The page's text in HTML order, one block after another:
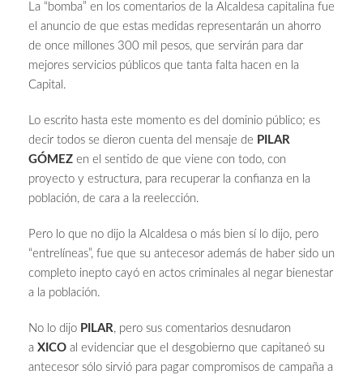
La “bomba” en los comentarios de la Alcaldesa capitalina fue
el anuncio de que estas medidas representarán un ahorro
de once millones 300 mil pesos, que servirán para dar
mejores servicios públicos que tanta falta hacen en la
Capital.
Lo escrito hasta este momento es del dominio público; es
decir todos se dieron cuenta del mensaje de PILAR
GÓMEZ en el sentido de que viene con todo, con
proyecto y estructura, para recuperar la confianza en la
población, de cara a la reelección.
Pero lo que no dijo la Alcaldesa o más bien sí lo dijo, pero
“entrelíneas”, fue que su antecesor además de haber sido un
completo inepto cayó en actos criminales al negar bienestar
a la población.
No lo dijo PILAR, pero sus comentarios desnudaron
a XICO al evidenciar que el desgobierno que capitaneó su
antecesor sólo sirvió para pagar compromisos de campaña a